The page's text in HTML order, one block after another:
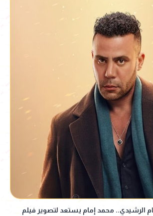
الرشيدي.. محمد إمام يستعد لتصوير فيلم